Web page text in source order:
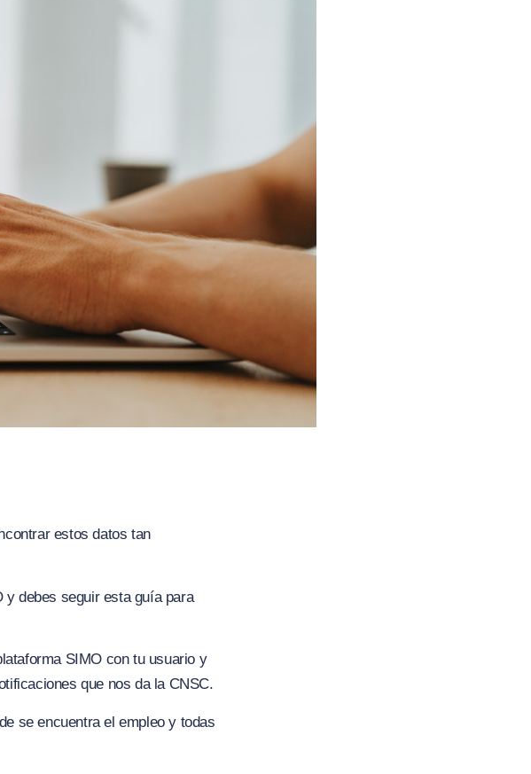
estos datos tan
y debes seguir esta guía para
SIMO con tu usuario y
que nos da la CNSC.
se encuentra el empleo y todas